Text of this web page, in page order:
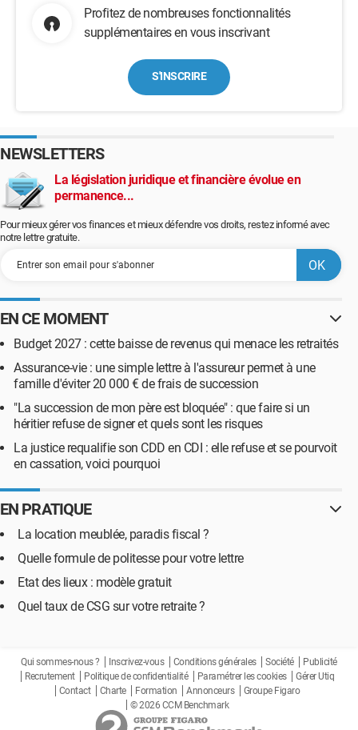
Profitez de nombreuses fonctionnalités
supplémentaires en vous inscrivant
S'INSCRIRE
NEWSLETTERS
La législation juridique et financière évolue en
permanence...
Pour mieux gérer vos finances et mieux défendre vos droits, restez informé avec
notre lettre gratuite.
EN CE MOMENT
Budget 2027 : cette baisse de revenus qui menace les retraités
Assurance-vie : une simple lettre à l'assureur permet à une
famille d'éviter 20 000 € de frais de succession
"La succession de mon père est bloquée" : que faire si un
héritier refuse de signer et quels sont les risques
La justice requalifie son CDD en CDI : elle refuse et se pourvoit
en cassation, voici pourquoi
EN PRATIQUE
La location meublée, paradis fiscal ?
Quelle formule de politesse pour votre lettre
Etat des lieux : modèle gratuit
Quel taux de CSG sur votre retraite ?
Qui sommes-nous ? Inscrivez-vous Conditions générales Société
Publicité
Recrutement
Politique de confidentialité Paramétrer les cookies
Gérer Utiq
Contact
Charte Formation Annonceurs
Groupe Figaro
© 2026 CCM Benchmark